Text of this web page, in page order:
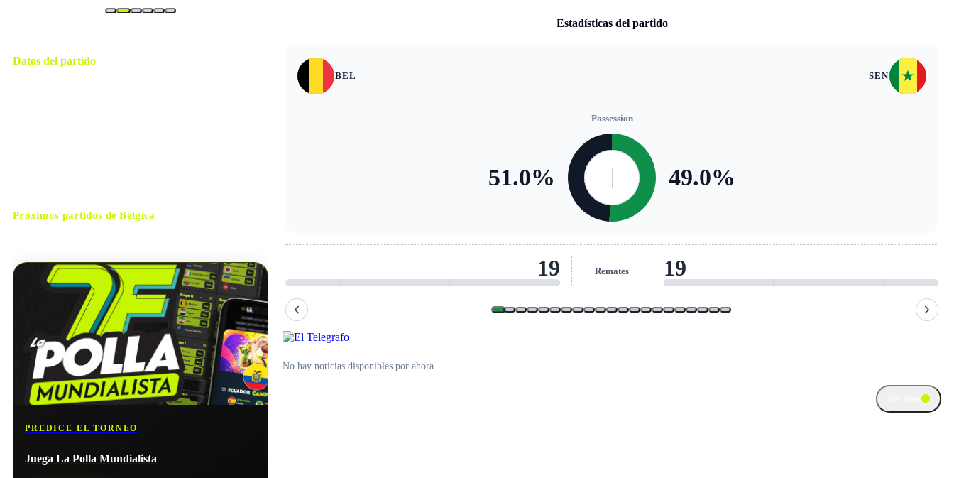
Datos del partido
Próximos partidos deBélgica
PREDICE EL TORNEO
Juega La Polla Mundialista
Estadísticas del partido
BEL SEN
Possession
51.0% 49.0%
9 Remates al arco 6
No hay noticias disponibles por ahora.